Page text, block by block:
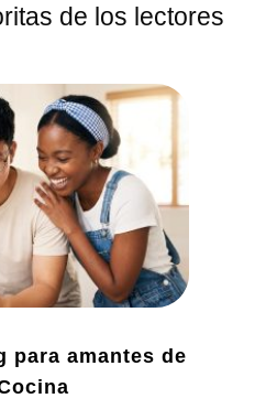
de los lectores
para amantes de